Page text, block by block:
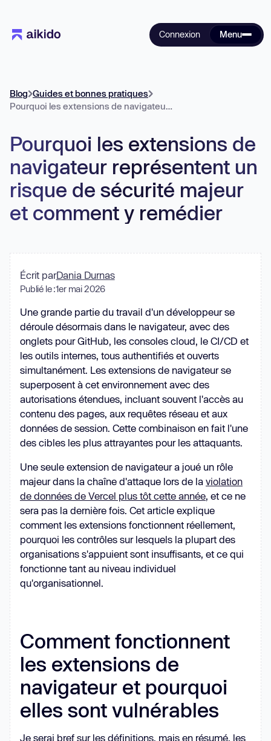
Connexion Menu
Blog Guides et bonnes pratiques
Pourquoi les extensions de navigateur représentent un risque de sécurité majeur et comment y remédier
Pourquoi les extensions de
navigateur représentent un
risque de sécurité majeur
et comment y remédier
Écrit parDania Durnas
Publié le :1er mai 2026
Une grande partie du travail d'un développeur se
déroule désormais dans le navigateur, avec des
onglets pour GitHub, les consoles cloud, le CI/CD et
les outils internes, tous authentifiés et ouverts
simultanément. Les extensions de navigateur se
superposent à cet environnement avec des
autorisations étendues, incluant souvent l'accès au
contenu des pages, aux requêtes réseau et aux
données de session. Cette combinaison en fait l'une
des cibles les plus attrayantes pour les attaquants.
Une seule extension de navigateur a joué un rôle
majeur dans la chaîne d'attaque lors de la violation
de données de Vercel plus tôt cette année, et ce ne
sera pas la dernière fois. Cet article explique
comment les extensions fonctionnent réellement,
pourquoi les contrôles sur lesquels la plupart des
organisations s'appuient sont insuffisants, et ce qui
fonctionne tant au niveau individuel
qu'organisationnel.
Comment fonctionnent
les extensions de
navigateur et pourquoi
elles sont vulnérables
Je serai bref sur les définitions, mais en résumé, les